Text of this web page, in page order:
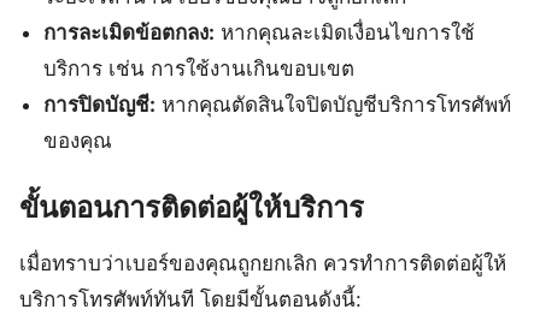
การละเมิดข้อตกลง: หากคุณละเมิดเงื่อนไขการใช้
บริการ เช่น การใช้งานเกินขอบเขต
การปิดบัญชี: หากคุณตัดสินใจปิดบัญชีบริการโทรศัพท์
ของคุณ
ขั้นตอนการติดต่อผู้ให้บริการ
เมื่อทราบว่าเบอร์ของคุณถูกยกเลิก ควรทำการติดต่อผู้ให้
บริการโทรศัพท์ทันที โดยมีขั้นตอนดังนี้: